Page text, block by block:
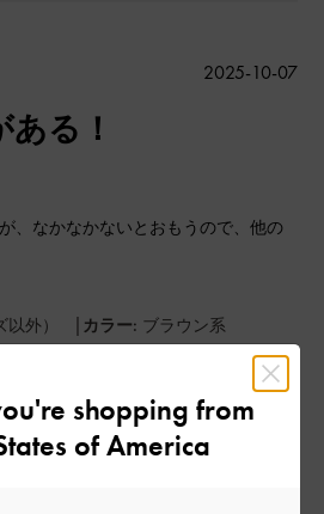
る！
、なかなかないとおもうので、他の
外） | カラー: ブラウン系
とてもよかった
公
2025-10-07
shopping from
of America